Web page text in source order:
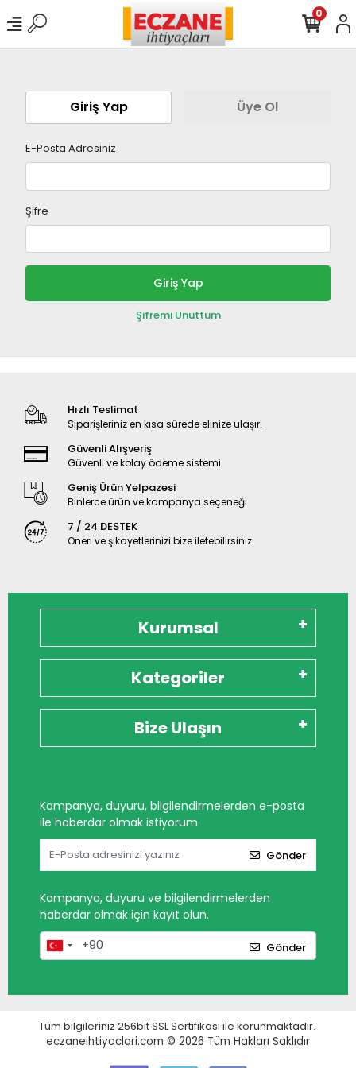
0
Giriş Yap Üye Ol
E-Posta Adresiniz
Şifre
Giriş Yap
Şifremi Unuttum
Hızlı Teslimat
Siparişleriniz en kısa sürede elinize ulaşır.
Güvenli Alışveriş
Güvenli ve kolay ödeme sistemi
Geniş Ürün Yelpazesi
Binlerce ürün ve kampanya seçeneği
7 / 24 DESTEK
Öneri ve şikayetlerinizi bize iletebilirsiniz.
Kurumsal
Kategoriler
Bize Ulaşın
Kampanya, duyuru, bilgilendirmelerden e-posta
ile haberdar olmak istiyorum.
Gönder
Kampanya, duyuru ve bilgilendirmelerden
haberdar olmak için kayıt olun.
Gönder
Tüm bilgileriniz 256bit SSL Sertifikası ile korunmaktadır.
eczaneihtiyaclari.com © 2026 Tüm Hakları Saklıdır